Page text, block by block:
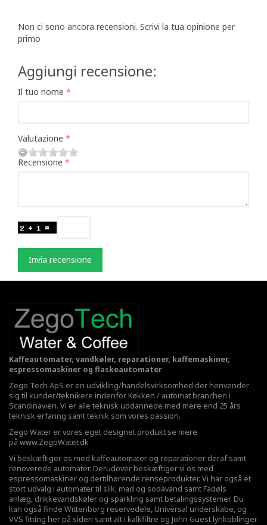
Non ci sono ancora recensioni. Scrivi la tua opinione per
primo
Aggiungi recensione:
Il tuo nome
Valutazione
Recensione
Invia recensione
Kaffeautomater, vandkøler, reparationer, kaffemaskiner,
espressomaskiner og flaskeautomater
Zego Tech ApS er en udvikling/handelsvirksomhed der henvender
sig til kunder/teknikere indenfor Køkken / automat branchen i
Scandinavien. Vi er alle teknisk uddannede med mere end 25 års
teknisk erfaring samt teknik som vores passion.
Zego Water er vores eget designet produkt se mere
på www.ZegoWater.dk
Vi beskæftiger os med kaffeautomater og reparationer deraf samt
renoverede automater. Derudover beskæftiger vi os med
espressomaskiner og dertilhørende renseprodukter. Vi har også et
stort udvalg i automater til slik, mad og sodavand samt Fadøls
anlæg, drikkevandskøler og sparkling samt betalingssystemer. Du
kan også finde Wittenborg reservedele, Universal underskabe, og
VVS fitting her på siden samt alt i kalkfiltre og John Guest lynkoblinger.